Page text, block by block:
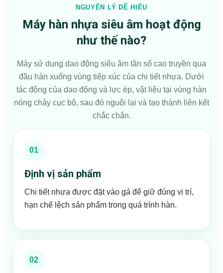
NGUYÊN LÝ DỄ HIỂU
Máy hàn nhựa siêu âm hoạt động
như thế nào?
Máy sử dụng dao động siêu âm tần số cao truyền qua
đầu hàn xuống vùng tiếp xúc của chi tiết nhựa. Dưới
tác động của dao động và lực ép, vật liệu tại vùng hàn
nóng chảy cục bộ, sau đó nguội lại và tạo thành liên kết
chắc chắn.
01
Định vị sản phẩm
Chi tiết nhựa được đặt vào gá để giữ đúng vị trí,
hạn chế lệch sản phẩm trong quá trình hàn.
02